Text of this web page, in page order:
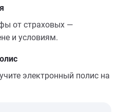
от страховых —
и условиям.
электронный полис на